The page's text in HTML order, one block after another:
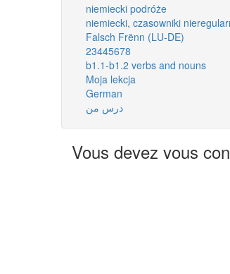
niemiecki podróże
niemiecki, czasowniki
Falsch Frënn (LU-DE)
23445678
b1.1-b1.2 verbs and nouns
Moja lekcja
German
درس من
Vous devez vous